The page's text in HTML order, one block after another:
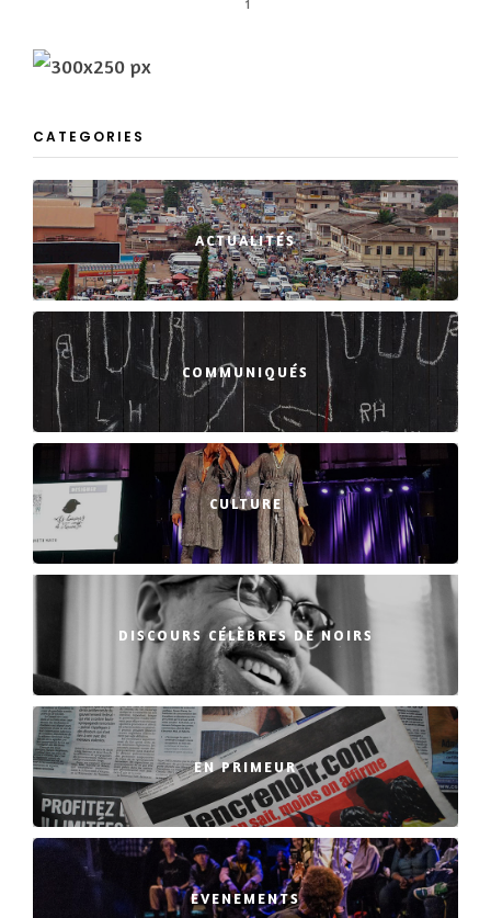
1
CATEGORIES
ACTUALITÉS
COMMUNIQUÉS
CULTURE
DISCOURS CÉLÈBRES DE NOIRS
EN PRIMEUR
EVENEMENTS